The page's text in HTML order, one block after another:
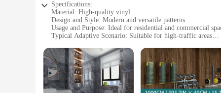
Specifications:
Material: High-quality vinyl
Design and Style: Modern and versatile patterns
Usage and Purpose: Ideal for residential and commercial
Typical Adaptive Scenario: Suitable for high-traffic areas
Performance and Property: Durable, easy to clean, and
Features:
**Unmatched Durability and Ease of Maintenance**
Crafted from premium vinyl, our flooring offers a robust
even in the busiest of environments. The modern and